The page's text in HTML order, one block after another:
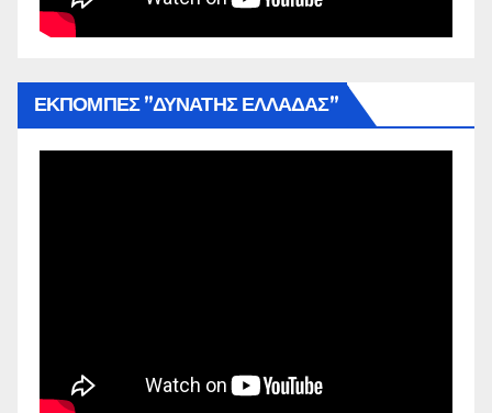
ΕΚΠΟΜΠΕΣ ”ΔΥΝΑΤΗΣ ΕΛΛΑΔΑΣ”